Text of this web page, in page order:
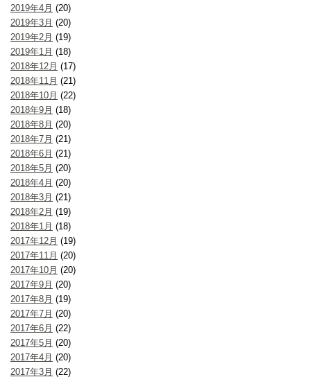
2019年4月 (20)
2019年3月 (20)
2019年2月 (19)
2019年1月 (18)
2018年12月 (17)
2018年11月 (21)
2018年10月 (22)
2018年9月 (18)
2018年8月 (20)
2018年7月 (21)
2018年6月 (21)
2018年5月 (20)
2018年4月 (20)
2018年3月 (21)
2018年2月 (19)
2018年1月 (18)
2017年12月 (19)
2017年11月 (20)
2017年10月 (20)
2017年9月 (20)
2017年8月 (19)
2017年7月 (20)
2017年6月 (22)
2017年5月 (20)
2017年4月 (20)
2017年3月 (22)